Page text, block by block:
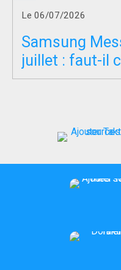
Le 06/07/2026
Samsung
juillet : faut-il
d’application